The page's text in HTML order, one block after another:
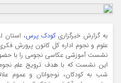
به گزارش خبرگزاریکودک پرس، استان
علوم و نجوم اداره کل کانون پرورش
نشست آموزشی عکاسی نجومی را با حضور
این نشست که با هدف ترویج علم
شب به کودکان، نوجوانان و عموم